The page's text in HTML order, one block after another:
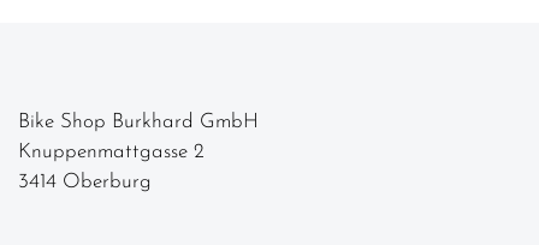
Bike Shop Burkhard GmbH
Knuppenmattgasse 2
3414 Oberburg